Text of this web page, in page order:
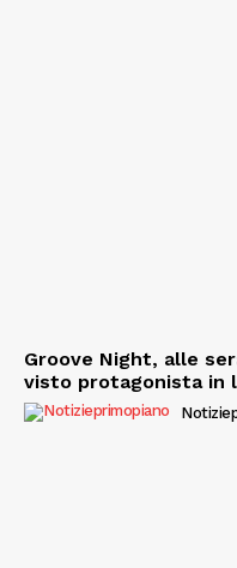
Groove Night, alle
visto protagonista in